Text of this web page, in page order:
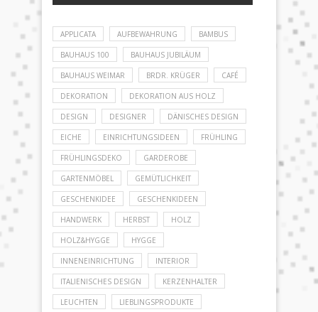
APPLICATA AUFBEWAHRUNG BAMBUS
BAUHAUS 100 BAUHAUS JUBILÄUM
BAUHAUS WEIMAR BRDR. KRÜGER CAFÉ
DEKORATION DEKORATION AUS HOLZ
DESIGN DESIGNER DÄNISCHES DESIGN
EICHE EINRICHTUNGSIDEEN FRÜHLING
FRÜHLINGSDEKO GARDEROBE
GARTENMÖBEL GEMÜTLICHKEIT
GESCHENKIDEE GESCHENKIDEEN
HANDWERK HERBST HOLZ
HOLZ&HYGGE HYGGE
INNENEINRICHTUNG INTERIOR
ITALIENISCHES DESIGN KERZENHALTER
LEUCHTEN LIEBLINGSPRODUKTE